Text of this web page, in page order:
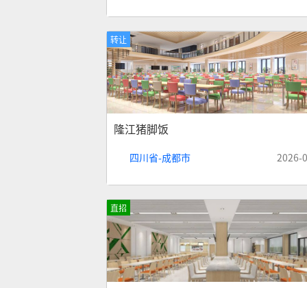
转让
隆江猪脚饭
四川省-成都市 2026-
直招